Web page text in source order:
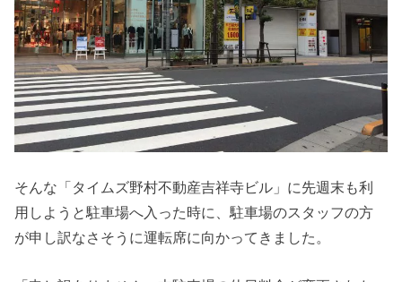
そんな「タイムズ野村不動産吉祥寺ビル」に先週末も利
用しようと駐車場へ入った時に、駐車場のスタッフの方
が申し訳なさそうに運転席に向かってきました。